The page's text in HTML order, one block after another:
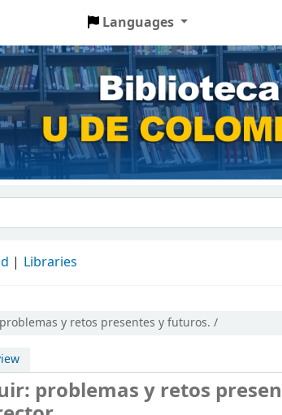
Languages
Libraries
problemas y retos presentes y futuros. /
problemas y retos